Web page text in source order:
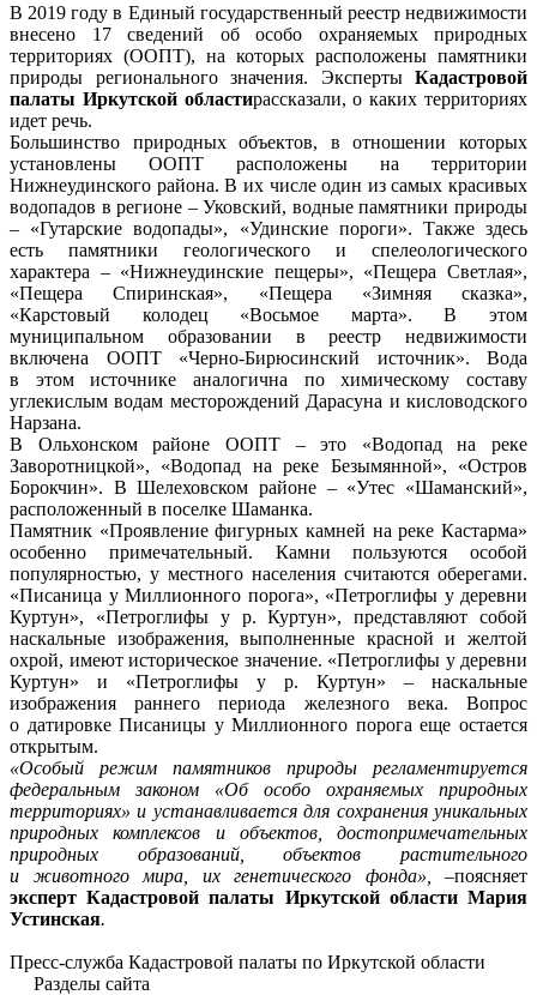
В 2019 году в Единый государственный реестр недвижимости
внесено 17 сведений об особо охраняемых природных
территориях (ООПТ), на которых расположены памятники
природы регионального значения. Эксперты Кадастровой
палаты Иркутской областирассказали, о каких территориях
идет речь.
Большинство природных объектов, в отношении которых
установлены ООПТ расположены на территории
Нижнеудинского района. В их числе один из самых красивых
водопадов в регионе – Уковский, водные памятники природы
– «Гутарские водопады», «Удинские пороги». Также здесь
есть памятники геологического и спелеологического
характера – «Нижнеудинские пещеры», «Пещера Светлая»,
«Пещера Спиринская», «Пещера «Зимняя сказка»,
«Карстовый колодец «Восьмое марта». В этом
муниципальном образовании в реестр недвижимости
включена ООПТ «Черно-Бирюсинский источник». Вода
в этом источнике аналогична по химическому составу
углекислым водам месторождений Дарасуна и кисловодского
Нарзана.
В Ольхонском районе ООПТ – это «Водопад на реке
Заворотницкой», «Водопад на реке Безымянной», «Остров
Борокчин». В Шелеховском районе – «Утес «Шаманский»,
расположенный в поселке Шаманка.
Памятник «Проявление фигурных камней на реке Кастарма»
особенно примечательный. Камни пользуются особой
популярностью, у местного населения считаются оберегами.
«Писаница у Миллионного порога», «Петроглифы у деревни
Куртун», «Петроглифы у р. Куртун», представляют собой
наскальные изображения, выполненные красной и желтой
охрой, имеют историческое значение. «Петроглифы у деревни
Куртун» и «Петроглифы у р. Куртун» – наскальные
изображения раннего периода железного века. Вопрос
о датировке Писаницы у Миллионного порога еще остается
открытым.
«Особый режим памятников природы регламентируется
федеральным законом «Об особо охраняемых природных
территориях» и устанавливается для сохранения уникальных
природных комплексов и объектов, достопримечательных
природных образований, объектов растительного
и животного мира, их генетического фонда», –поясняет
эксперт Кадастровой палаты Иркутской области Мария
Устинская.
Пресс-служба Кадастровой палаты по Иркутской области
Разделы сайта